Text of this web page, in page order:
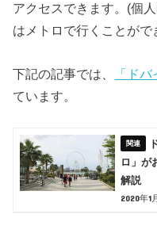
アクセスできます。(個
はメトロで行くことがで
下記の記事では、 「ド
ています。
ロ」が
解説
2020年1